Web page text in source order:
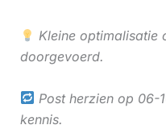
Kleine optimalisatie
doorgevoerd.
Post herzien op 06-
kennis.